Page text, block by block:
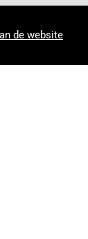
de website